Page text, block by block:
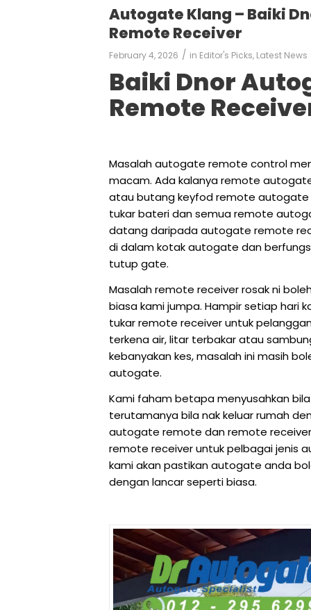
Autogate Klang – Baiki
Remote Receiver
February 4, 2026 / in Editor's Picks, Latest News
Baiki Dnor
Remote
Masalah autogate remote control
macam. Ada kalanya remote
atau butang keyfod remote autogate
tukar bateri dan semua remote
datang daripada autogate remote
di dalam kotak autogate dan
tutup gate.
Masalah remote receiver rosak ni
biasa kami jumpa. Hampir setiap hari
tukar remote receiver untuk
terkena air, litar terbakar atau
kebanyakan kes, masalah ini masih
autogate.
Kami faham betapa menyusahkan
terutamanya bila nak keluar rumah
autogate remote dan remote
remote receiver untuk pelbagai jenis
kami akan pastikan autogate anda
dengan lancar seperti biasa.